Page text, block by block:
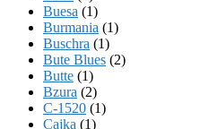
Buesa (1)
Burmania (1)
Buschra (1)
Bute Blues (2)
Butte (1)
Bzura (2)
C-1520 (1)
Cajka (1)